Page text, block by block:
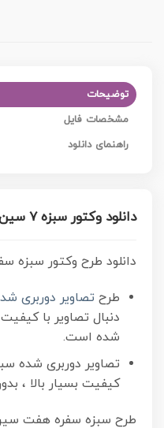
توضیحات
مشخصات فایل
راهنمای دانلود
دانلود وکتور سبزه 7 سین لایه باز
دانلود طرح وکتور سبزه
طرح تصاویر دوربری
دنبال تصاویر با
شده است.
تصاویر دوربری شده
کیفیت بسیار بالا ،
طرح سبزه سفره هفت